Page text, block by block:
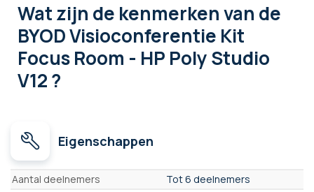
Wat zijn de kenmerkenvan de
BYOD Visioconferentie Kit
Focus Room - HP Poly Studio
V12 ?
Eigenschappen
Eigenschappen
Aantal deelnemers
Tot 6 deelnemers